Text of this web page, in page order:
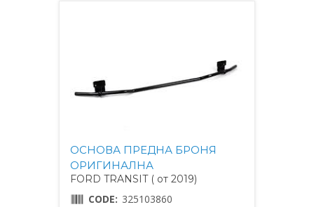
ОСНОВА ПРЕДНА БРОНЯ
ОРИГИНАЛНА
FORD TRANSIT ( от 2019)
CODE: 325103860